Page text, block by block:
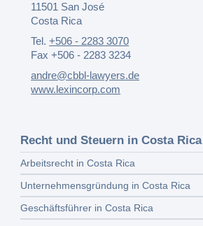
11501 San José
Costa Rica
Tel.+506 - 2283 3070
Fax +506 - 2283 3234
andre@cbbl-lawyers.de
www.lexincorp.com
Recht und Steuern in Costa Rica
Arbeitsrecht in Costa Rica
Unternehmensgründung in Costa Rica
Geschäftsführer in Costa Rica